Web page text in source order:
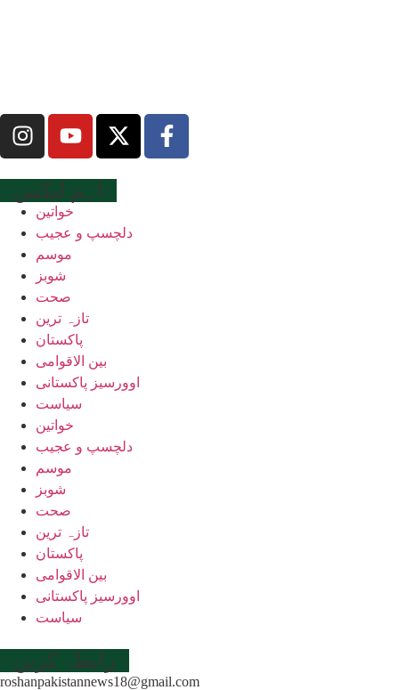
اہم لنکس
خواتین
دلچسپ و عجیب
موسم
شوبز
صحت
تازہ ترین
پاکستان
بین الاقوامی
اوورسیز پاکستانی
سیاست
خواتین
دلچسپ و عجیب
موسم
شوبز
صحت
تازہ ترین
پاکستان
بین الاقوامی
اوورسیز پاکستانی
سیاست
رابطہ کریں
roshanpakistannews18@gmail.com